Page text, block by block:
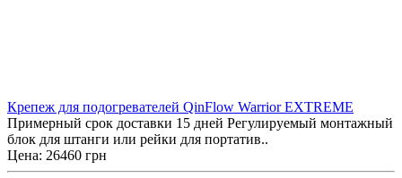
Крепеж для подогревателей QinFlow Warrior EXTREME
Примерный срок доставки 15 дней Регулируемый монтажный
блок для штанги или рейки для портатив..
Цена: 26460 грн